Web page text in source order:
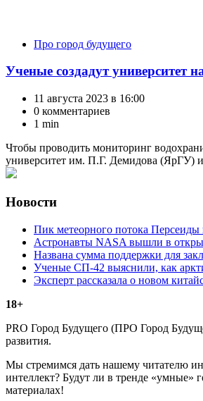
КатегорииПро город будущего
Ученые создадут университет
11 августа 2023 в 16:00
0 комментариев
1 min
Чтобы проводить мониторинг
университет им. П.Г. Демидова (ЯрГУ)
Новости
Пик метеорного потока Персеиды
Астронавты NASA вышли в
Названа сумма поддержки для
Ученые СП-42 выяснили, как
Эксперт рассказала о новом
18+
PRO Город Будущего (ПРО Город
развития.
Мы стремимся дать нашему читателю
интеллект? Будут ли в тренде
материалах!